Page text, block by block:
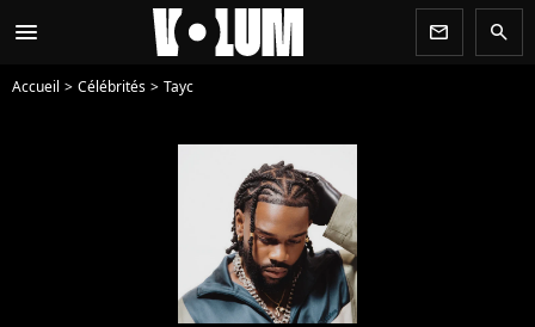
menu newsletter search
Accueil Célébrités Tayc